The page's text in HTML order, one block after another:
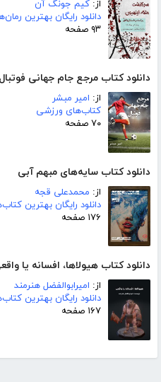
از: کیم جونگ آن
دانلود رایگان بهترین
۹۳ صفحه
دانلود کتاب مرجع جام جهانی فوتبال
از: امیر مبشر
کتاب‌های ورزشی
۷۰ صفحه
دانلود کتاب سایه‌های مبهم آبی
از: محمدعلی قجه
دانلود رایگان بهترین
۱۷۶ صفحه
دانلود کتاب هیولاها، افسانه یا
از: امیرابوالفضل هنرمند
دانلود رایگان بهترین
۱۶۷ صفحه